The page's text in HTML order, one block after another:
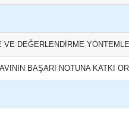
VE DEĞERLENDİRME
BAŞARI NOTUNA KATKI